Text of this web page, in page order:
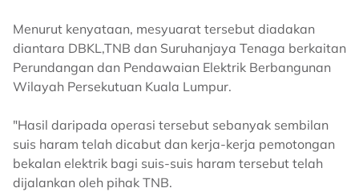
Menurut kenyataan, mesyuarat tersebut diadakan
diantara DBKL,TNB dan Suruhanjaya Tenaga berkaitan
Perundangan dan Pendawaian Elektrik Berbangunan
Wilayah Persekutuan Kuala Lumpur.
"Hasil daripada operasi tersebut sebanyak sembilan
suis haram telah dicabut dan kerja-kerja pemotongan
bekalan elektrik bagi suis-suis haram tersebut telah
dijalankan oleh pihak TNB.